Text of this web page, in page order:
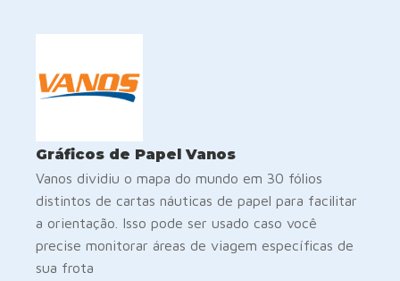
Gráficos de Papel Vanos
Vanos dividiu o mapa do mundo em 30 fólios
distintos de cartas náuticas de papel para facilitar
a orientação. Isso pode ser usado caso você
precise monitorar áreas de viagem específicas de
sua frota